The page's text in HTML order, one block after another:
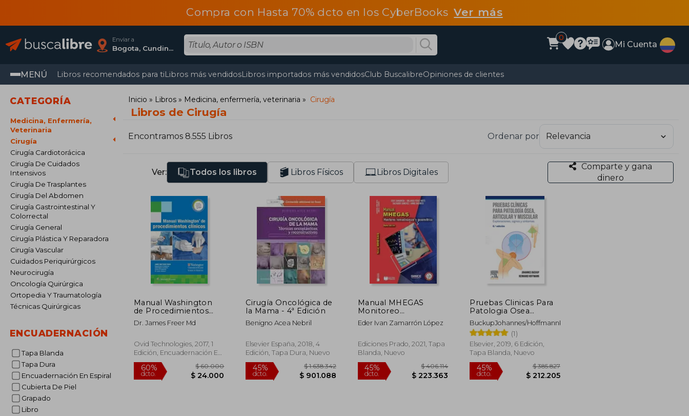
Compra con Hasta 70% dcto en los CyberBooksVer más
Enviar a
Bogota, Cundinamarca
0
Mi Cuenta
MENÚ Libros recomendados para tiLibros más vendidosLibros importados más vendidosClub BuscalibreOpiniones de clientes
CATEGORÍA
Medicina, Enfermería,
Veterinaria
Cirugía
Cirugía Cardiotorácica
Cirugía De Cuidados
Intensivos
Cirugía De Trasplantes
Cirugía Del Abdomen
Cirugía Gastrointestinal Y
Colorrectal
Cirugía General
Cirugía Plástica Y Reparadora
Cirugía Vascular
Cuidados Periquirúrgicos
Neurocirugía
Oncología Quirúrgica
Ortopedia Y Traumatología
Técnicas Quirúrgicas
ENCUADERNACIÓN
Tapa Blanda
Tapa Dura
Encuadernación En Espiral
Cubierta De Piel
Grapado
Libro
Inicio Libros Medicina, enfermería, veterinaria Cirugía
Libros de Cirugía
Encontramos 8.555 Libros Ordenar por
Ver: Todos los libros Libros Físicos Libros Digitales
Comparte y gana
dinero
Manual Washington
de Procedimientos
Clínicos
Dr. James Freer Md
Ovid Technologies, 2017, 1
Edición, Encuadernación En
Espiral, Nuevo
Cirugía Oncológica de
la Mama - 4ª Edición
Benigno Acea Nebril
Elsevier España, 2018, 4
Edición, Tapa Dura, Nuevo
Manual MHEGAS
Monitoreo
hemodinámico y
gasométrico
Eder Ivan Zamarrón López
Ediciones Prado, 2021, Tapa
Blanda, Nuevo
Pruebas Clinicas Para
Patologia Osea
Articular y Muscular
BuckupJohannes/HoffmannReinhard
(1)
Elsevier, 2019, 6 Edición,
Tapa Blanda, Nuevo